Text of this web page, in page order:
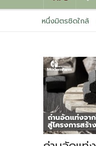
หนึ่งมิตรชิดใกล้